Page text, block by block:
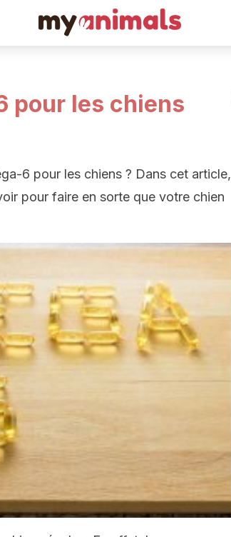
pour les chiens
6 pour les chiens ? Dans cet article,
pour faire en sorte que votre chien